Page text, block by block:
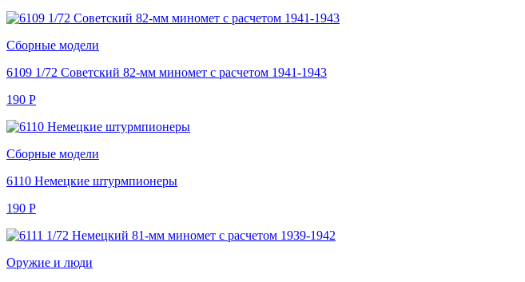
Сборные модели
6109 1/72 Советский 82-мм миномет с расчетом 1941-1943
190 Р
Сборные модели
6110 Немецкие штурмпионеры
190 Р
Оружие и люди